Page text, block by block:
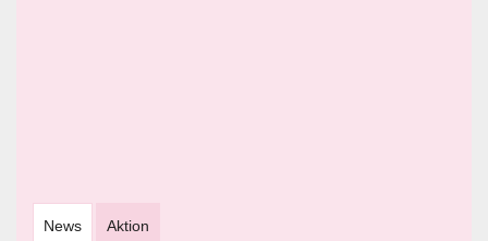
News Aktion